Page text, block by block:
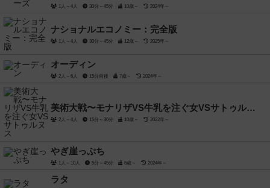
1人～4人 30分～45分 10歳～ 2024年～
ナショナルエコノミー：完全版
1人～4人 30分～45分 12歳～ 2025年～
オーディン
2人～6人 15分前後 7歳～ 2024年～
美術大戦〜モナリザVS牛乳を注ぐ女VSサトゥルヌス
2人～4人 15分～30分 10歳～ 2022年～
やぎ崖っぷち
1人～10人 5分～45分 6歳～ 2024年～
ラタ